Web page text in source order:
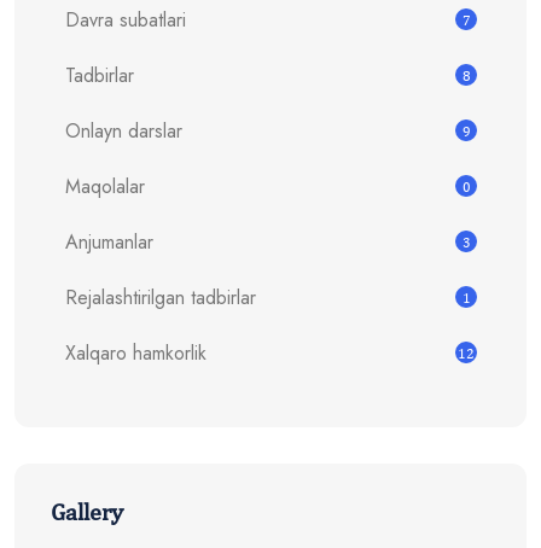
Davra subatlari 7
Tadbirlar 8
Onlayn darslar 9
Maqolalar 0
Anjumanlar 3
Rejalashtirilgan tadbirlar 1
Xalqaro hamkorlik 12
Gallery